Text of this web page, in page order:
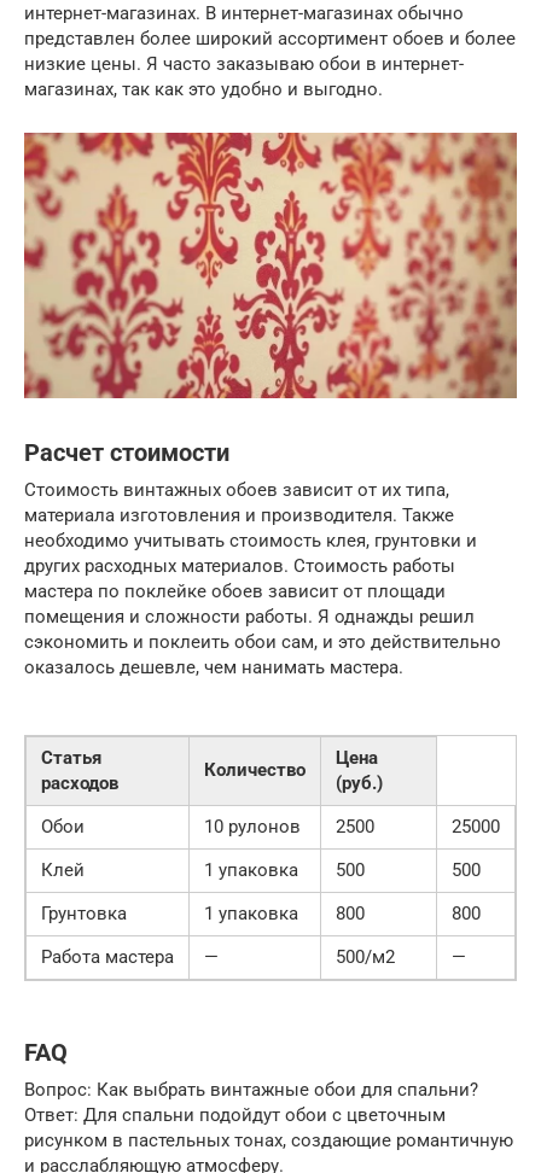
интернет-магазинах. В интернет-магазинах обычно
представлен более широкий ассортимент обоев и более
низкие цены. Я часто заказываю обои в интернет-
магазинах, так как это удобно и выгодно.
Расчет стоимости
Стоимость винтажных обоев зависит от их типа,
материала изготовления и производителя. Также
необходимо учитывать стоимость клея, грунтовки и
других расходных материалов. Стоимость работы
мастера по поклейке обоев зависит от площади
помещения и сложности работы. Я однажды решил
сэкономить и поклеить обои сам, и это действительно
оказалось дешевле, чем нанимать мастера.
Статья
расходов
Количество
Цена
(руб.)
Обои
10 рулонов 2500
25000
Клей
1 упаковка 500
500
Грунтовка
1 упаковка 800
800
Работа мастера
— 500/м2 —
FAQ
Вопрос: Как выбрать винтажные обои для спальни?
Ответ: Для спальни подойдут обои с цветочным
рисунком в пастельных тонах, создающие романтичную
и расслабляющую атмосферу.